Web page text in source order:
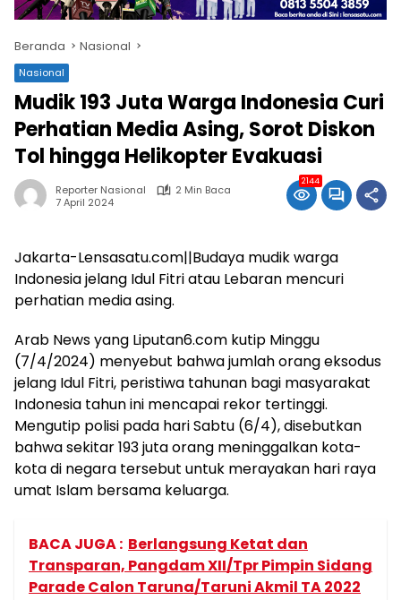
Beranda Nasional
Nasional
Mudik 193 Juta Warga Indonesia Curi
Perhatian Media Asing, Sorot Diskon
Tol hingga Helikopter Evakuasi
Reporter Nasional
2 Min Baca
7 April 2024
2144
Jakarta-Lensasatu.com||Budaya mudik warga
Indonesia jelang Idul Fitri atau Lebaran mencuri
perhatian media asing.
Arab News yang Liputan6.com kutip Minggu
(7/4/2024) menyebut bahwa jumlah orang eksodus
jelang Idul Fitri, peristiwa tahunan bagi masyarakat
Indonesia tahun ini mencapai rekor tertinggi.
Mengutip polisi pada hari Sabtu (6/4), disebutkan
bahwa sekitar 193 juta orang meninggalkan kota-
kota di negara tersebut untuk merayakan hari raya
umat Islam bersama keluarga.
BACA JUGA : Berlangsung Ketat dan
Transparan, Pangdam XII/Tpr Pimpin Sidang
Parade Calon Taruna/Taruni Akmil TA 2022